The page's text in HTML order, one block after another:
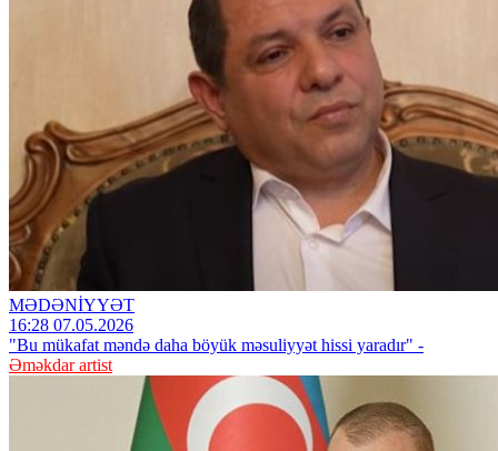
MƏDƏNİYYƏT
16:28 07.05.2026
"Bu mükafat məndə daha böyük məsuliyyət hissi yaradır" -
Əməkdar artist